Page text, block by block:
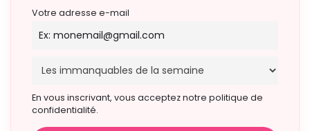
Votre adresse e-mail
En vous inscrivant, vous acceptez notre politique de
confidentialité.